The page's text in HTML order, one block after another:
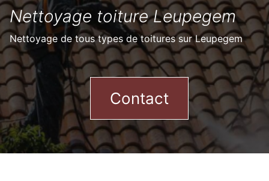
Nettoyage toiture Leupegem
Nettoyage de tous types de toitures sur Leupegem
Contact